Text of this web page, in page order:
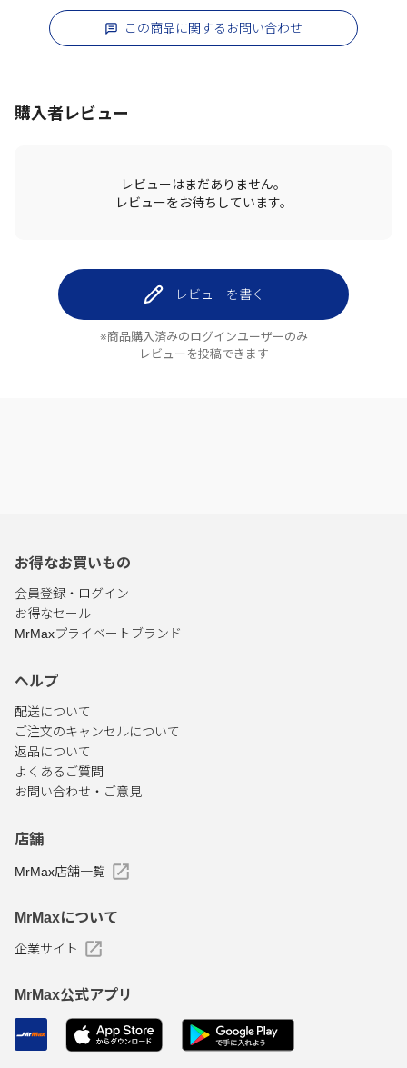
この商品に関するお問い合わせ
購入者レビュー
レビューはまだありません。
レビューをお待ちしています。
レビューを書く
※商品購入済みのログインユーザーのみ
レビューを投稿できます
お得なお買いもの
会員登録・ログイン
お得なセール
MrMaxプライベートブランド
ヘルプ
配送について
ご注文のキャンセルについて
返品について
よくあるご質問
お問い合わせ・ご意見
店舗
MrMax店舗一覧
MrMaxについて
企業サイト
MrMax公式アプリ